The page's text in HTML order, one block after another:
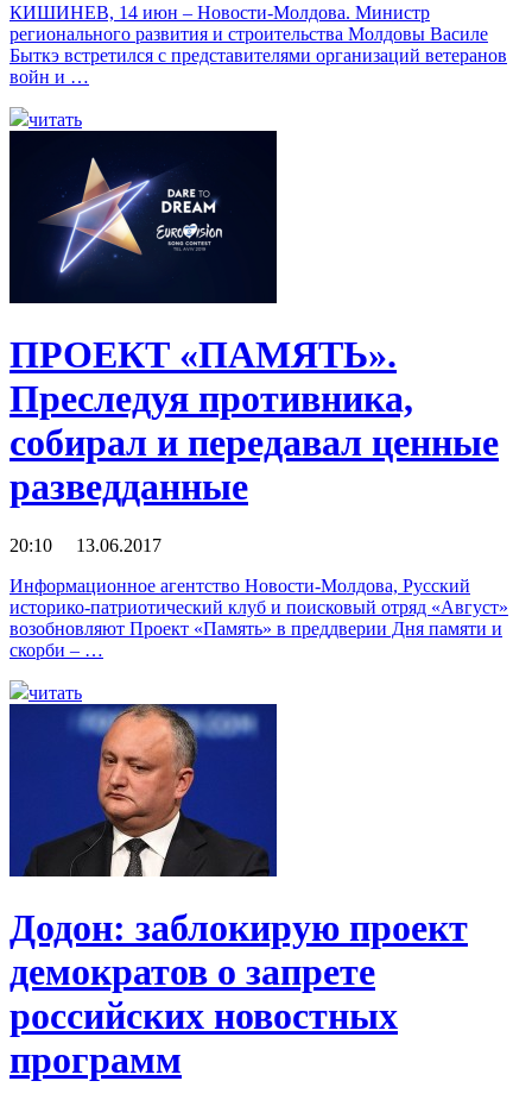
КИШИНЕВ, 14 июн – Новости-Молдова. Министр
регионального развития и строительства Молдовы Василе
Быткэ встретился с представителями организаций ветеранов
войн и …
читать
ПРОЕКТ «ПАМЯТЬ».
Преследуя противника,
собирал и передавал ценные
разведданные
20:10 13.06.2017
Информационное агентство Новости-Молдова, Русский
историко-патриотический клуб и поисковый отряд «Август»
возобновляют Проект «Память» в преддверии Дня памяти и
скорби – …
читать
Додон: заблокирую проект
демократов о запрете
российских новостных
программ